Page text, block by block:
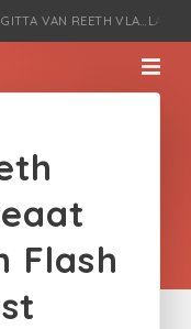
GITTA VAN REETH VLA…LASH
Flash